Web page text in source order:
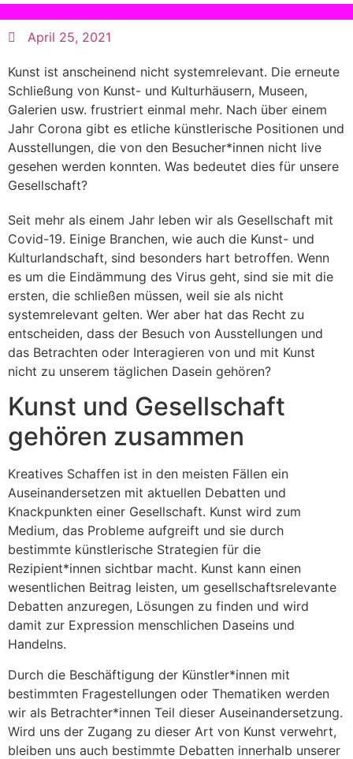
April 25, 2021
Kunst ist anscheinend nicht systemrelevant. Die erneute
Schließung von Kunst- und Kulturhäusern, Museen,
Galerien usw. frustriert einmal mehr. Nach über einem
Jahr Corona gibt es etliche künstlerische Positionen und
Ausstellungen, die von den Besucher*innen nicht live
gesehen werden konnten. Was bedeutet dies für unsere
Gesellschaft?
Seit mehr als einem Jahr leben wir als Gesellschaft mit
Covid-19. Einige Branchen, wie auch die Kunst- und
Kulturlandschaft, sind besonders hart betroffen. Wenn
es um die Eindämmung des Virus geht, sind sie mit die
ersten, die schließen müssen, weil sie als nicht
systemrelevant gelten. Wer aber hat das Recht zu
entscheiden, dass der Besuch von Ausstellungen und
das Betrachten oder Interagieren von und mit Kunst
nicht zu unserem täglichen Dasein gehören?
Kunst und Gesellschaft
gehören zusammen
Kreatives Schaffen ist in den meisten Fällen ein
Auseinandersetzen mit aktuellen Debatten und
Knackpunkten einer Gesellschaft. Kunst wird zum
Medium, das Probleme aufgreift und sie durch
bestimmte künstlerische Strategien für die
Rezipient*innen sichtbar macht. Kunst kann einen
wesentlichen Beitrag leisten, um gesellschaftsrelevante
Debatten anzuregen, Lösungen zu finden und wird
damit zur Expression menschlichen Daseins und
Handelns.
Durch die Beschäftigung der Künstler*innen mit
bestimmten Fragestellungen oder Thematiken werden
wir als Betrachter*innen Teil dieser Auseinandersetzung.
Wird uns der Zugang zu dieser Art von Kunst verwehrt,
bleiben uns auch bestimmte Debatten innerhalb unserer